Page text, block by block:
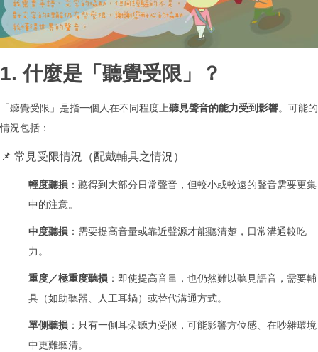
1. 什麼是「聽覺受限」？
「聽覺受限」是指一個人在不同程度上聽見聲音的能力受到影響。可能的
情況包括：
📌 常見受限情況（配戴輔具之情況）
輕度聽損 ：聽得到大部分日常聲音，但較小或較遠的聲音需要更集
中的注意。
中度聽損 ：需要提高音量或靠近聲源才能聽清楚，日常溝通較吃
力。
重度／極重度聽損 ：即使提高音量，也仍然難以聽見語音，需要輔
具（如助聽器、人工耳蝸）或替代溝通方式。
單側聽損 ：只有一側耳朵聽力受限，可能影響方位感、在吵雜環境
中更難聽清。